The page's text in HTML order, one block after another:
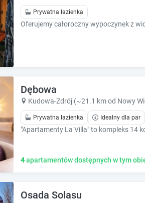
t
o
i
c
t
w
i
t
h
a
Prywatna łazienka
Dębowa
Kudowa-Zdrój (~21.1 km od Nowy
Prywatna łazienka Idealny dla par
4apartamentów dostępnych w tym
Osada Solasu